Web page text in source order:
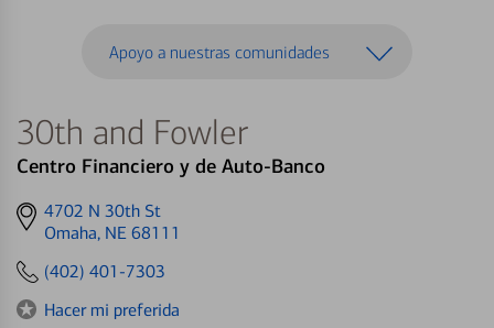
Apoyo a nuestras comunidades
30th and Fowler
Centro Financiero y de Auto-Banco
Get
directions
4702 N 30th St
Omaha, NE 68111
(402) 401-7303
Hacer mi preferida